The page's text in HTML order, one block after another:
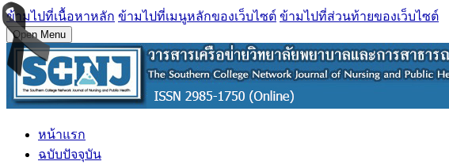
ข้ามไปที่เนื้อหาหลัก ข้ามไปที่เมนูหลักของเว็บไซต์ ข้ามไปที่ส่วนท้ายของเว็บไซต์
Open Menu
หน้าแรก
ฉบับปัจจุบัน